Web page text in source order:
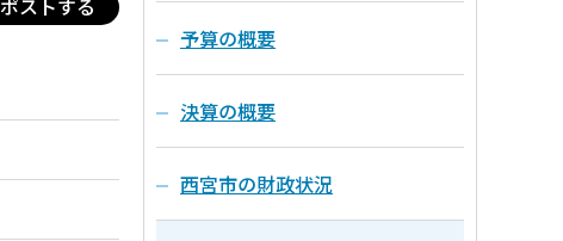
ポストする
予算の概要
決算の概要
西宮市の財政状況